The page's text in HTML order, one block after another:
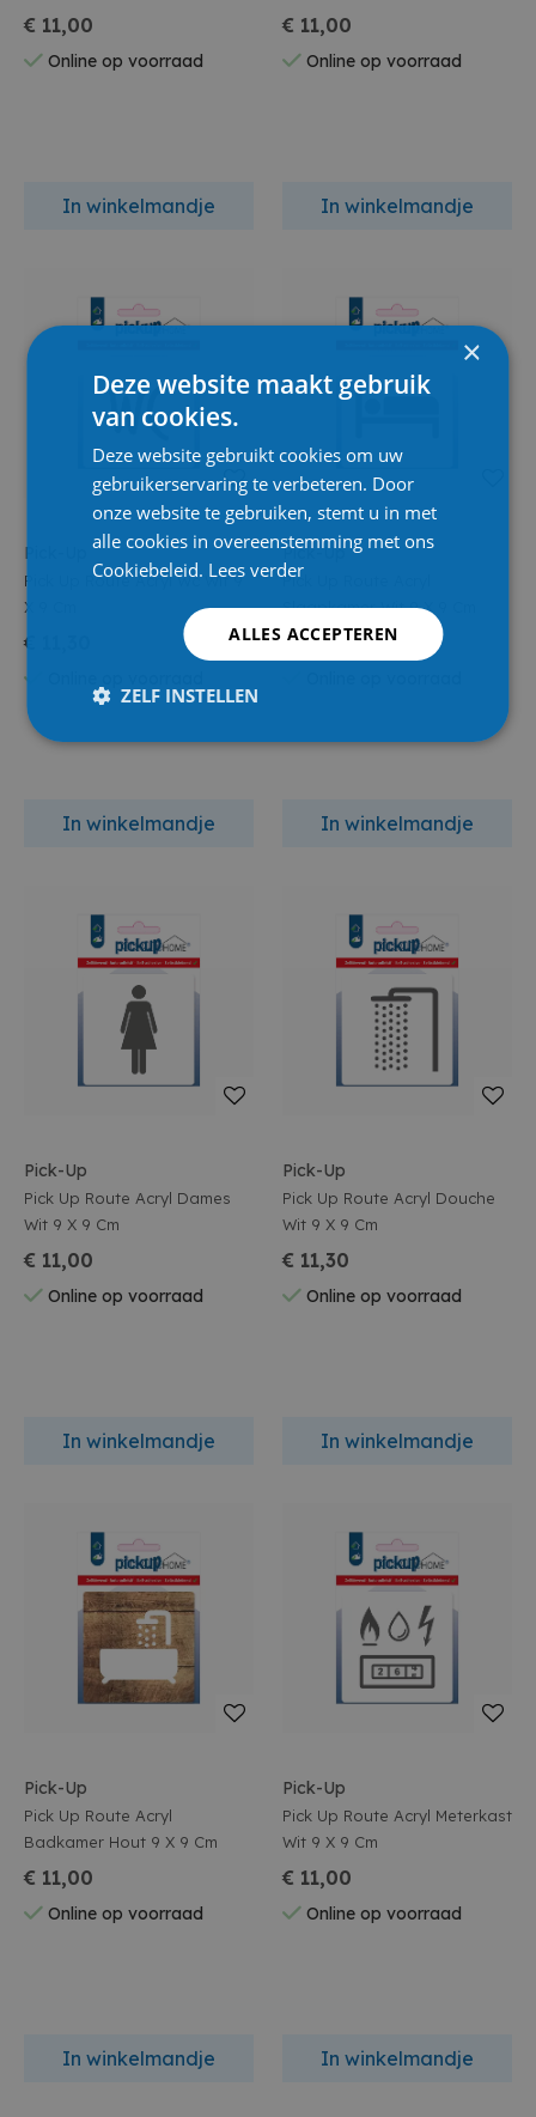
€ 11,00
Online op voorraad
In winkelmandje
Cm
€ 11,00
Online op voorraad
In winkelmandje
Pick-Up
Pick Up Route Acryl Wc Wit 9
X 9 Cm
€ 11,30
In winkelmandje
Pick-Up
Pick Up Route Acryl
Slaapkamer Wit 9 X 9 Cm
€ 11,00
In winkelmandje
Pick-Up
Pick Up Route Acryl Dames
Wit 9 X 9 Cm
€ 11,00
Online op voorraad
In winkelmandje
Pick-Up
Pick Up Route Acryl Douche
Wit 9 X 9 Cm
€ 11,30
Online op voorraad
In winkelmandje
Pick-Up
Pick Up Route Acryl
Badkamer Hout 9 X 9 Cm
€ 11,00
Online op voorraad
In winkelmandje
Pick-Up
Pick Up Route Acryl Meterkast
Wit 9 X 9 Cm
€ 11,00
Online op voorraad
In winkelmandje
×
Deze website maakt gebruik
van cookies.
Deze website gebruikt cookies om uw
gebruikerservaring te verbeteren. Door
onze website te gebruiken, stemt u in met
alle cookies in overeenstemming met ons
Cookiebeleid. Lees verder
ALLES ACCEPTEREN
ZELF INSTELLEN